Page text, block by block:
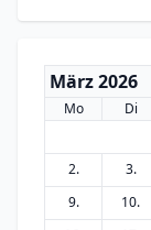
März 2026
Mo Di
2.
3.
9.
10.